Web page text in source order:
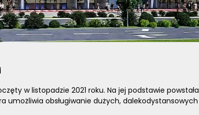
w listopadzie 2021 roku. Na jej podstawie powstała
umożliwia obsługiwanie dużych, dalekodystansowych